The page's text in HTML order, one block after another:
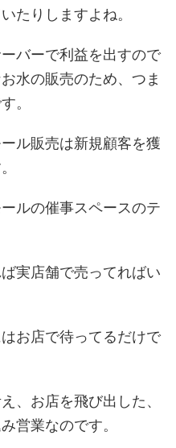
たりしますよね。
バーで利益を出すので
水の販売のため、つま
。
ル販売は新規顧客を獲
ルの催事スペースのテ
実店舗で売ってればい
お店で待ってるだけで
、お店を飛び出した、
営業なのです。